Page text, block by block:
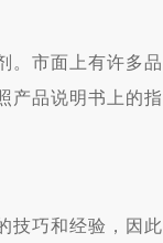
市面上有许多品
产品说明书上的指
技巧和经验，因此